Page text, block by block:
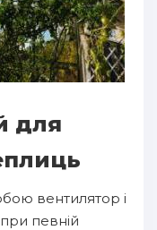
для
вентилятор і
певній